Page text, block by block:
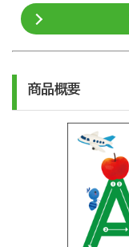
商品概要